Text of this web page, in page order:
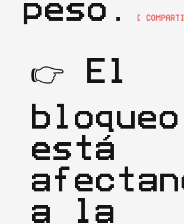
peso.
[
👉 El
está
a la